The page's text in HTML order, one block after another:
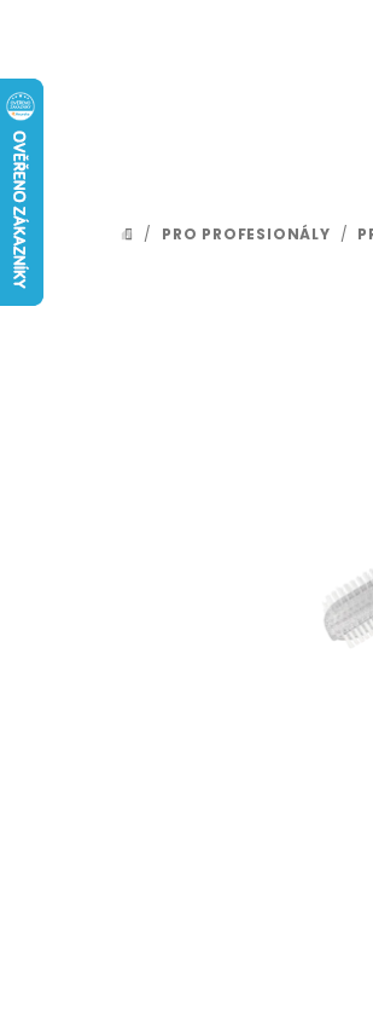
DOMŮ
/ PRO PROFESIONÁLY /